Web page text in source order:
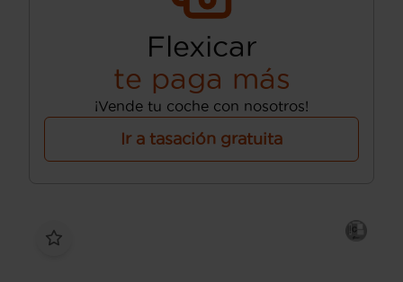
Flexicar
te paga más
¡Vende tu coche con nosotros!
Ir a tasación gratuita